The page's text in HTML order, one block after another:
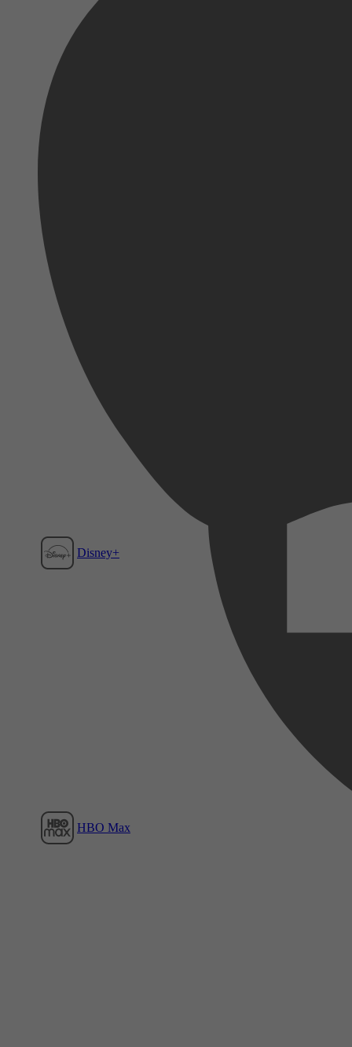
Disney+
HBO Max